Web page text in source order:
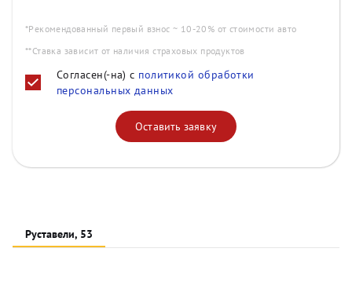
*Рекомендованный первый взнос ~ 10-20% от стоимости авто
**Ставка зависит от наличия страховых продуктов
Согласен(-на) с политикой обработки
персональных данных
Оставить заявку
Руставели, 53